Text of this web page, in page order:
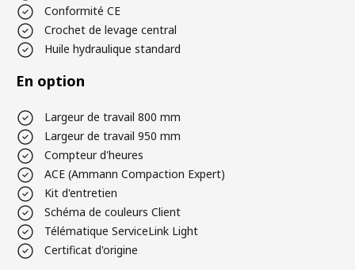
Conformité CE
Crochet de levage central
Huile hydraulique standard
En option
Largeur de travail 800 mm
Largeur de travail 950 mm
Compteur d'heures
ACE (Ammann Compaction Expert)
Kit d'entretien
Schéma de couleurs Client
Télématique ServiceLink Light
Certificat d'origine